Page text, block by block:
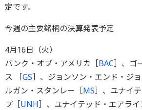
定です。
今週の主要銘柄の決算発表予定
4月16日（火）
バンク・オブ・アメリカ［BAC］、ゴ
ス ［GS］、ジョンソン・エンド・ジ
ルガン・スタンレー［MS］、ユナイ
プ［UNH］、ユナイテッド・エアラ